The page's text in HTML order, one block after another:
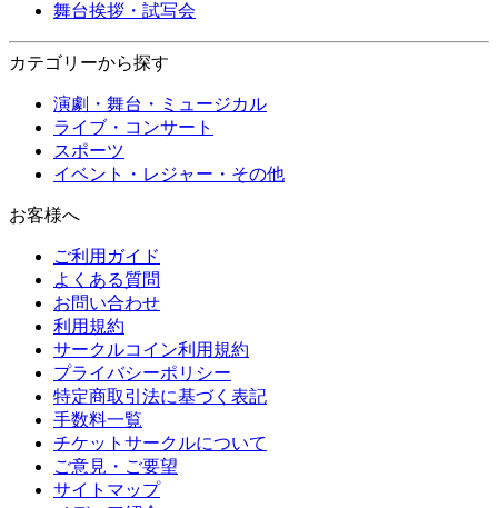
舞台挨拶・試写会
カテゴリーから探す
演劇・舞台・ミュージカル
ライブ・コンサート
スポーツ
イベント・レジャー・その他
お客様へ
ご利用ガイド
よくある質問
お問い合わせ
利用規約
サークルコイン利用規約
プライバシーポリシー
特定商取引法に基づく表記
手数料一覧
チケットサークルについて
ご意見・ご要望
サイトマップ